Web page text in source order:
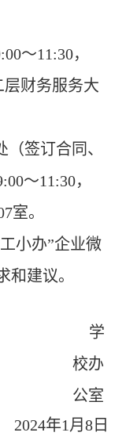
～11:30，
层财务服务大
签订合同、
～11:30，
室。
小办”企业微
和建议。
学
校办
公室
2024年1 月 8日